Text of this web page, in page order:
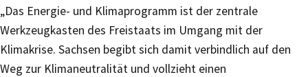
„Das Energie- und Klimaprogramm ist der zentrale
Werkzeugkasten des Freistaats im Umgang mit der
Klimakrise. Sachsen begibt sich damit verbindlich auf den
Weg zur Klimaneutralität und vollzieht einen